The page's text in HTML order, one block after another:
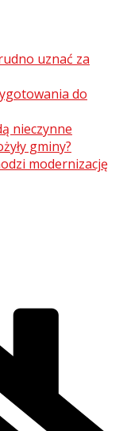
uznać za
do
nieczynne
gminy?
modernizację